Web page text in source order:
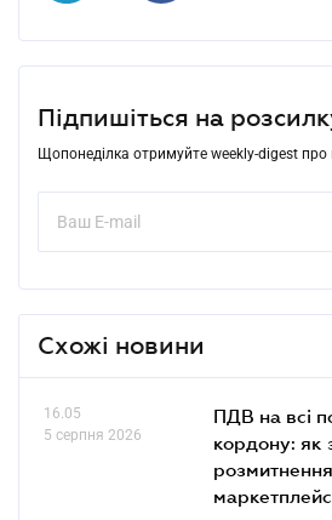
Підпишіться на
Щопонеділка отримуйте weekly-digest про
Схожі новини
16.05
5 серпня 2026
ПДВ на всі
кордону: як